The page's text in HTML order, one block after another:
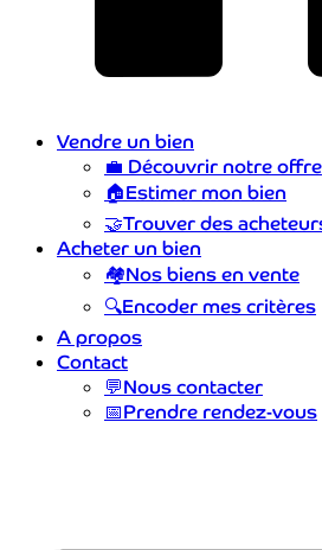
Vendre un bien
💼 Découvrir notre offre
🏠Estimer mon bien
🤝Trouver des
Acheter un bien
🏘️Nos biens en vente
🔍Encoder mes critères
A propos
Contact
💬Nous contacter
📅Prendre rendez-vous